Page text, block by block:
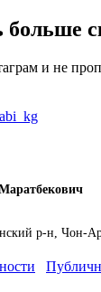
больше
и не
р-н, Чон-